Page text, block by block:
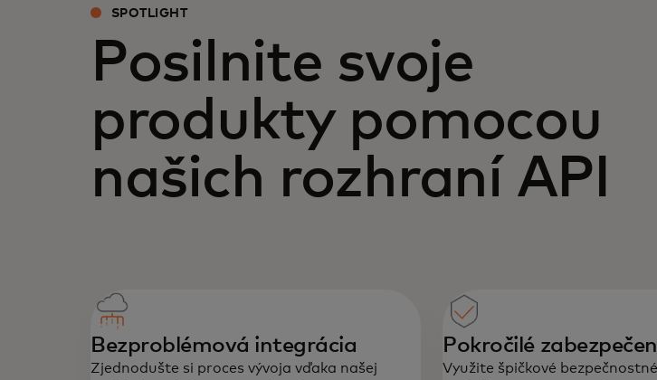
SPOTLIGHT
Posilnite svoje
produkty pomocou
našich rozhraní API
Bezproblémová integrácia
Zjednodušte si proces vývoja vďaka našej
Pokročilé
Využite špičkové